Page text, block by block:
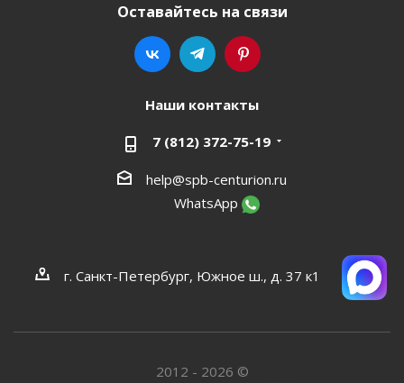
Оставайтесь на связи
Наши контакты
7 (812) 372-75-19
help@spb-centurion.ru
WhatsApp
г. Санкт-Петербург, Южное ш., д. 37 к1
2012 - 2026 ©